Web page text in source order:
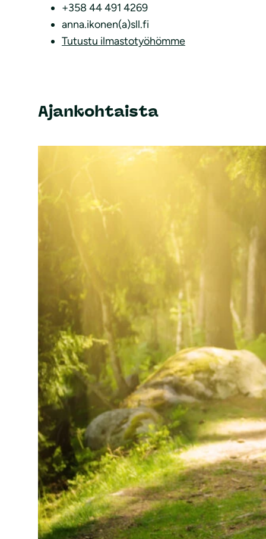
+358 44 491 4269
anna.ikonen(a)sll.fi
Tutustu ilmastotyöhömme
Ajankohtaista